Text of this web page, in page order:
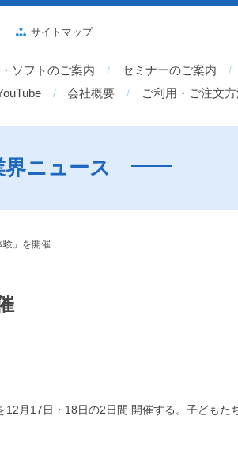
ソフトのご案内 セミナーのご案内
会社概要 ご利用・ご注文
サイトマップ
ニュース
験」を開催
月17日・18日の2日間 開催する。子どもた